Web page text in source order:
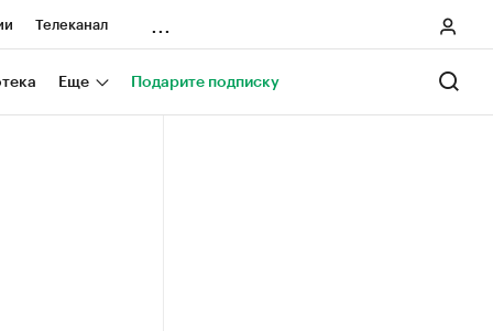
Телеканал
Еще Подарите подписку